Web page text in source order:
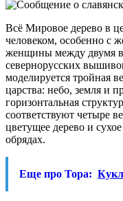
Всё Мировое дерево в
человеком, особенно с
женщины между двумя
севернорусских
моделируется тройная
царства: небо, земля и
горизонтальная
соответствуют четыре
цветущее дерево и
обрядах.
Еще про Тора: